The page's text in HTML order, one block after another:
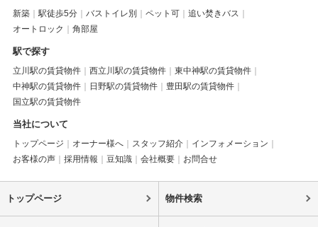
新築 駅徒歩5分 バストイレ別 ペット可
追い焚きバス
オートロック
角部屋
駅で探す
立川駅の賃貸物件 西立川駅の賃貸物件
東中神駅の賃貸物件
中神駅の賃貸物件
日野駅の賃貸物件
豊田駅の賃貸物件
国立駅の賃貸物件
当社について
トップページ オーナー様へ スタッフ紹介
インフォメーション
お客様の声
採用情報 豆知識 会社概要 お問合せ
トップページ 物件検索